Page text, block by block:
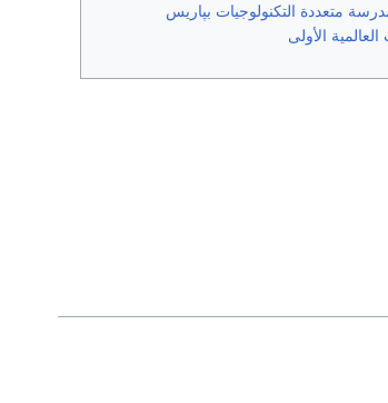
متعددة التكنولوجيات بپاريس
الأولى